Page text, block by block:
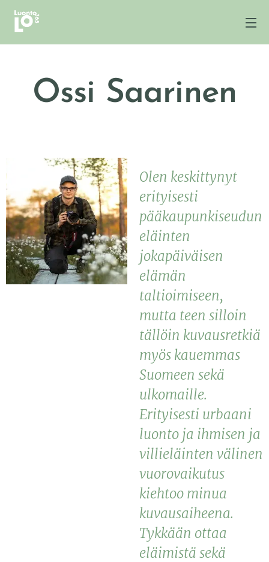
Ossi Saarinen
Olen keskittynyt
erityisesti
pääkaupunkiseudun
eläinten
jokapäiväisen
elämän
taltioimiseen,
mutta teen silloin
tällöin kuvausretkiä
myös kauemmas
Suomeen sekä
ulkomaille.
Erityisesti urbaani
luonto ja ihmisen ja
villieläinten välinen
vuorovaikutus
kiehtoo minua
kuvausaiheena.
Tykkään ottaa
eläimistä sekä